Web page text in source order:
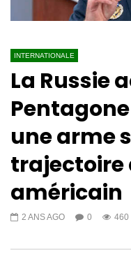
INTERNATIONALE
La Russie
une arme
trajectoire
américain
2 ANS AGO 0 460